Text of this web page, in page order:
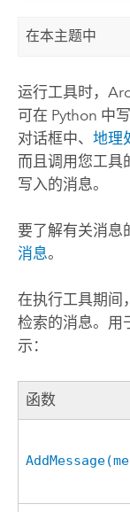
在本主题中
运行工具时，
可在 Python 中
对话框中、 地理
而且调用您工具
写入的消息。
要了解有关消息
消息。
在执行工具期间
检索的消息。用
示：
函数